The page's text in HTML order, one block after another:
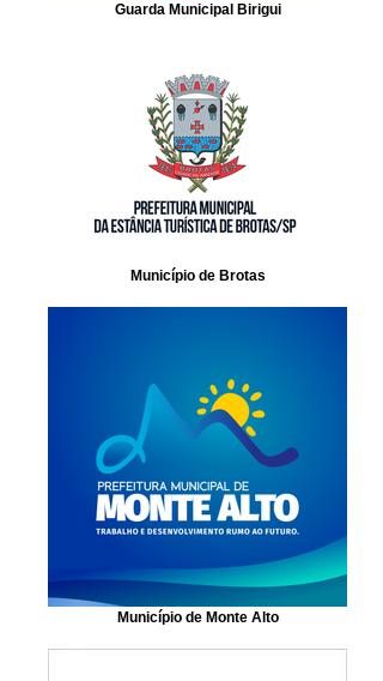
Guarda Municipal Birigui
Município de Brotas
Município de Monte Alto